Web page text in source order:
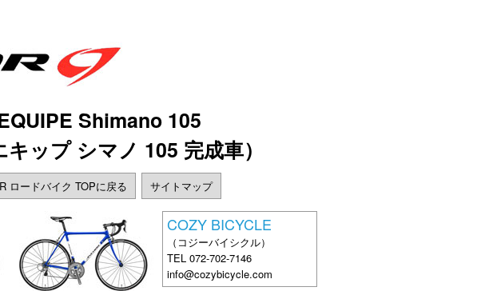
Shimano 105
ップ シマノ 105 完成車）
ロードバイク TOPに戻る サイトマップ
COZY BICYCLE
（コジーバイシクル）
TEL 072-702-7146
info@cozybicycle.com